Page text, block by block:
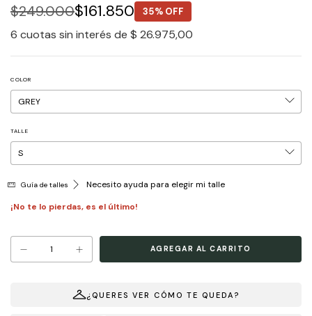
$249.000$161.850 35% OFF
6 cuotas sin interés de $ 26.975,00
COLOR
TALLE
Guía de talles Necesito ayuda para elegir mi talle
¿QUERES VER CÓMO TE QUEDA?
¡No te lo pierdas, es el último!